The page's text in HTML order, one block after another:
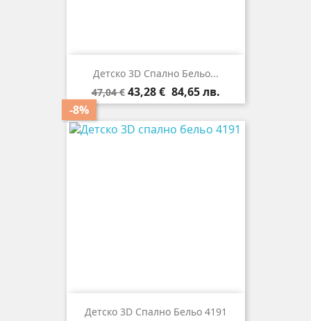
Детско 3D Спално Бельо...
Редовна
цена
47,04 €
-8%
Цена
43,28 € 84,65 лв.
Детско 3D Спално Бельо 4191